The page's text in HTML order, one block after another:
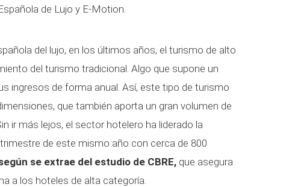
de Lujo y E-Motion.
del lujo, en los últimos años, el turismo de alto
del turismo tradicional. Algo que supone un
ingresos de forma anual. Así, este tipo de turismo
que también aporta un gran volumen de
ir más lejos, el sector hotelero ha liderado la
de este mismo año con cerca de 800
se extrae del estudio de CBRE, que asegura
a los hoteles de alta categoría.